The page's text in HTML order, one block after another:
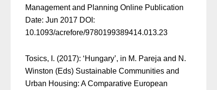
Management and Planning Online Publication
Date: Jun 2017 DOI:
10.1093/acrefore/9780199389414.013.23
Tosics, I. (2017): ‘Hungary’, in M. Pareja and N.
Winston (Eds) Sustainable Communities and
Urban Housing: A Comparative European